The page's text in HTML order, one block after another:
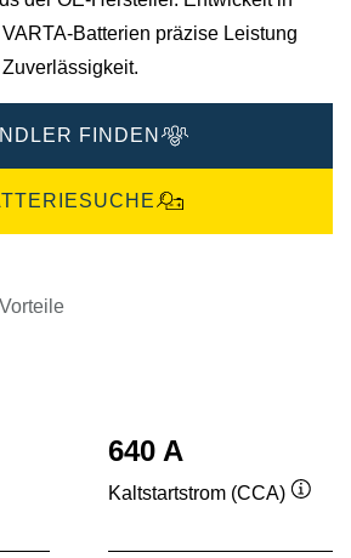
Batterien präzise Leistung
FINDEN
Vorteile
640 A
Kaltstartstrom (CCA)